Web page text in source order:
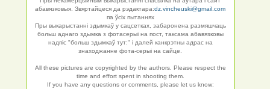
абавязковыя. Звяртайцеся да рэдактара:dz.vincheuski@gmail.com
па ўсіх пытаннях
Пры выкарыстанні здымкаў у сацсетках, забаронена размяшчаць
больш аднаго здымка з фотасерыі на пост, таксама абавязковы
надпіс "больш здымкаў тут:" і далей канкрэтны адрас на
знаходжанне фота-серыі на сайце.
All these pictures are copyrighted by the authors. Please respect the
time and effort spent in shooting them.
If you have any questions or comments, please let us know: